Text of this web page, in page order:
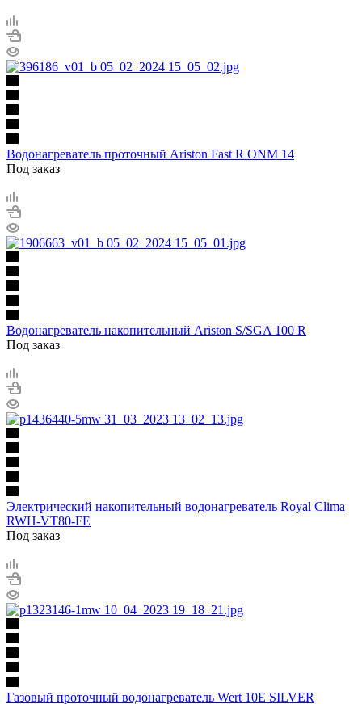
Водонагреватель проточный Ariston Fast R ONM 14
Под заказ
Водонагреватель накопительный Ariston S/SGA 100 R
Под заказ
Электрический накопительный водонагреватель Royal Clima
RWH-VT80-FE
Под заказ
Газовый проточный водонагреватель Wert 10E SILVER